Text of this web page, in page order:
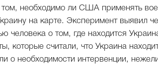
необходимо ли США применять
на карте. Эксперимент выявил
человека о том, где находится
которые считали, что Украина
о необходимости интервенции,